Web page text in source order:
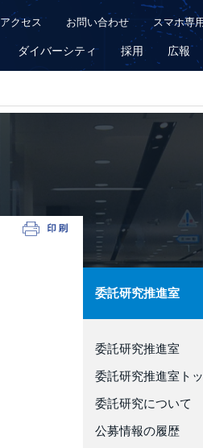
アクセス お問い合わせ スマホ専
ダイバーシティ 採用 広報
委託研究推進室
委託研究推進室
委託研究推進室ト
委託研究について
公募情報の履歴